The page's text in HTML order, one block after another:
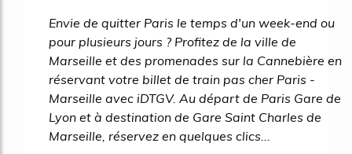
Envie de quitter Paris le temps d'un week-end ou
pour plusieurs jours ? Profitez de la ville de
Marseille et des promenades sur la Cannebière en
réservant votre billet de train pas cher Paris -
Marseille avec iDTGV. Au départ de Paris Gare de
Lyon et à destination de Gare Saint Charles de
Marseille, réservez en quelques clics...